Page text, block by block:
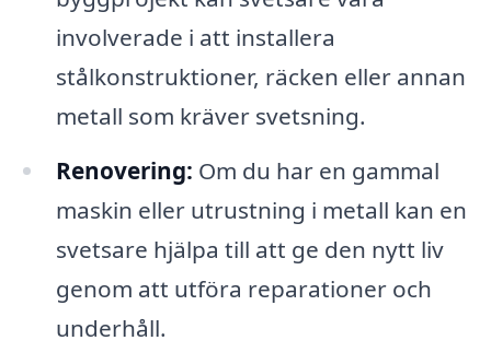
involverade i att installera
stålkonstruktioner, räcken eller annan
metall som kräver svetsning.
Renovering: Om du har en gammal
maskin eller utrustning i metall kan en
svetsare hjälpa till att ge den nytt liv
genom att utföra reparationer och
underhåll.